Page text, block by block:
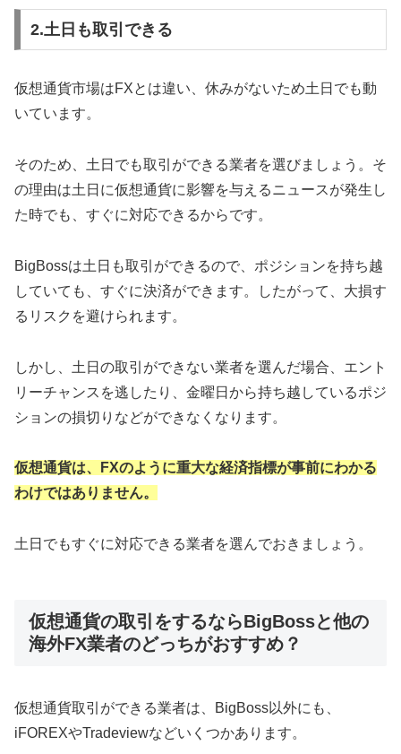
2.土日も取引できる
仮想通貨市場はFXとは違い、休みがないため土日でも動
いています。
そのため、土日でも取引ができる業者を選びましょう。そ
の理由は土日に仮想通貨に影響を与えるニュースが発生し
た時でも、すぐに対応できるからです。
BigBossは土日も取引ができるので、ポジションを持ち越
していても、すぐに決済ができます。したがって、大損す
るリスクを避けられます。
しかし、土日の取引ができない業者を選んだ場合、エント
リーチャンスを逃したり、金曜日から持ち越しているポジ
ションの損切りなどができなくなります。
仮想通貨は、FXのように重大な経済指標が事前にわかる
わけではありません。
土日でもすぐに対応できる業者を選んでおきましょう。
仮想通貨の取引をするならBigBossと他の
海外FX業者のどっちがおすすめ？
仮想通貨取引ができる業者は、BigBoss以外にも、
iFOREXやTradeviewなどいくつかあります。